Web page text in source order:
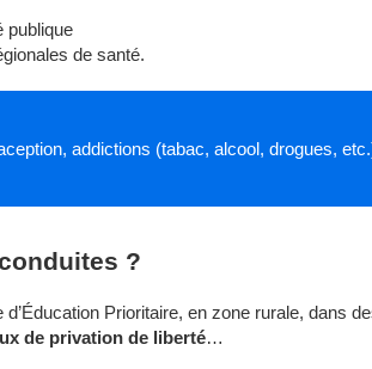
publique
de santé.
addictions (tabac, alcool, drogues,
?
Prioritaire, en zone rurale, dans
de privation de liberté…